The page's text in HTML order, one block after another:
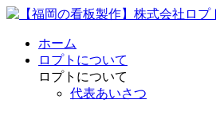
ホーム
ロプトについて
ロプトについて
代表あいさつ